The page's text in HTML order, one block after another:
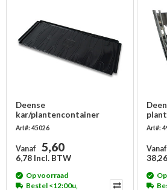
Deense
kar/plantencontainer
lekbak 1260x555x29mm
Art#: 45026
Vanaf 5,60
6,78 Incl. BTW
Op voorraad
Bestel <12:00u,
Art#:
Vanaf